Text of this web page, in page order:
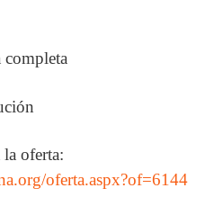
completa
oferta:
oferta.aspx?of=6144